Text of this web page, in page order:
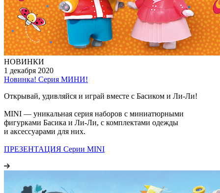
НОВИНКИ
1 декабря 2020
Новинка! Серия МИНИ!
Открывай, удивляйся и играй вместе с Басиком и Ли-Ли!
MINI — уникальная серия наборов с миниатюрными
фигурками Басика и Ли-Ли, с комплектами одежды
и аксессуарами для них.
ПРЕЗЕНТАЦИЯ Серии MINI